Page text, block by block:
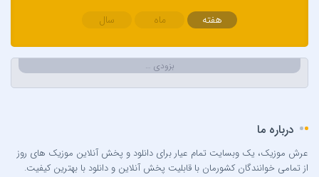
Bebe Rexha
Bengü
Berkay
Bilal Sonses & Çağın
Bilal Sonses & Deniz Toprak
Burak Buluk & Zara & Kurtuluş Kuş
هفته ماه سال
بزودی …
درباره ما
عرش موزیک، یک وبسایت تمام عیار برای دانلود و پخش آنلاین موزیک های روز
از تمامی خوانندگان کشورمان با قابلیت پخش آنلاین و دانلود با بهترین کیفیت.